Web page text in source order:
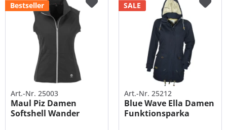
Bestseller
Art.-Nr. 25003
Maul Piz Damen
Softshell Wander
SALE
Art.-Nr. 25212
Blue Wave Ella Damen
Funktionsparka